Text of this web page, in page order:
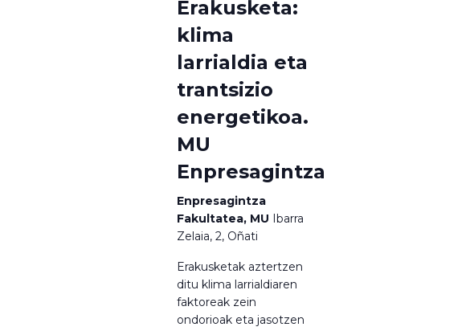
Erakusketa:
klima
larrialdia eta
trantsizio
energetikoa.
MU
Enpresagintza
Enpresagintza
Fakultatea, MU Ibarra
Zelaia, 2, Oñati
Erakusketak aztertzen
ditu klima larrialdiaren
faktoreak zein
ondorioak eta jasotzen